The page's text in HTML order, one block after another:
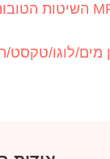
מים/לוגו/